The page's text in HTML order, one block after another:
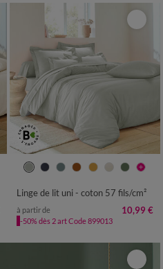
Linge de lit uni - coton 57 fils/cm²
à partir de 10,99 €
-50% dès 2 art Code 899013